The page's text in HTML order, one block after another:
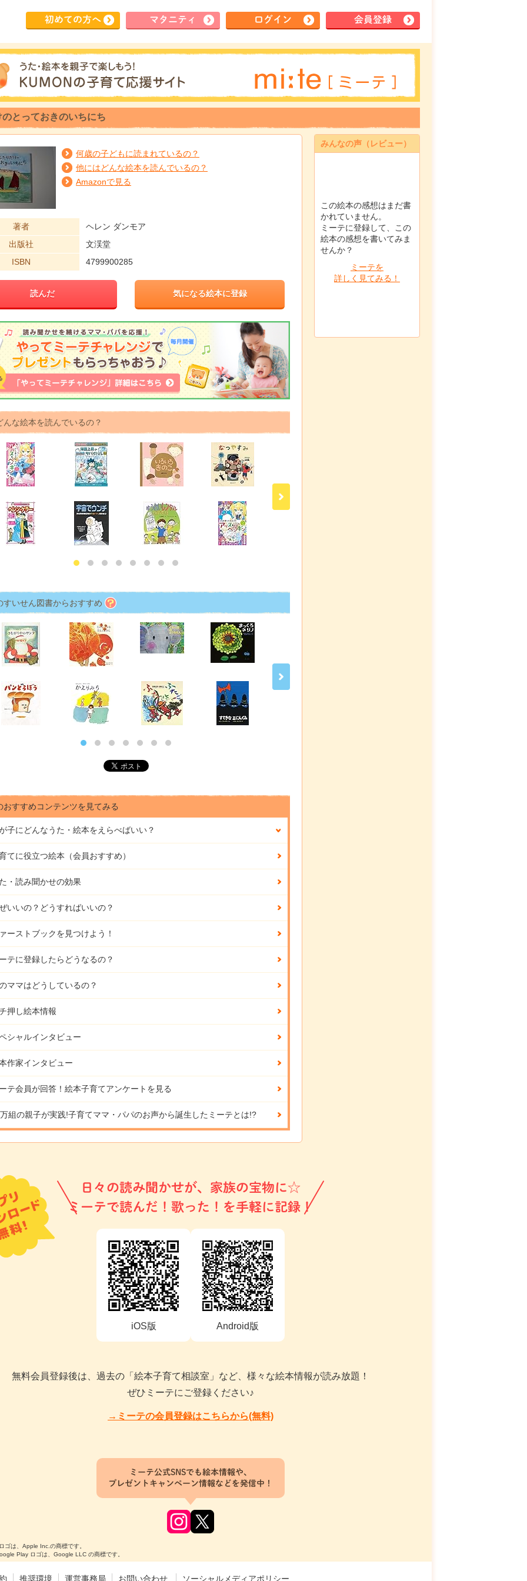
初めての方へ マタ ニティ ログイン 会員登録
とっておきのいちにち
みんなの声（レビュー）
この絵本の感想はまだ書
かれていません。
ミーテに登録して、この
絵本の感想を書いてみま
せんか？
ミーテを
詳しく見てみる！
何歳の子どもに読まれているの？
他にはどんな絵本を読んでいるの？
Amazonで見る
著者
ヘレン ダンモア
出版社
文渓堂
ISBN
4799900285
読んだ 気になる絵本に登録
んな絵本を読んでいるの？
すいせん図書からおすすめ
おすすめコンテンツを見てみる
子にどんなうた・絵本をえらべばいい？
てに役立つ絵本（会員おすすめ）
・読み聞かせの効果
いいの？どうすればいいの？
ーストブックを見つけよう！
テに登録したらどうなるの？
ママはどうしているの？
押し絵本情報
シャルインタビュー
作家インタビュー
テ会員が回答！ 絵本子育てアンケートを見る
組の親子が実践!子育てママ・パパのお声から誕生したミーテとは!?
日々の読み聞かせが、家族の宝物に☆
ミーテで読んだ！歌った！を手軽に記録！
iOS版 Android版
無料会員登録後は、過去の「絵本子育て相談室」など、様々な絵本情報が読み放題！
ぜひミーテにご登録ください♪
→ミーテの会員登録はこちらから(無料)
ミーテ公式SNSでも絵本情報や、
プレゼントキャンペーン情報などを発信中！
は、Apple Inc.の商標です。
Play ロゴは、Google LLC の商標です。
推奨環境 運営事務局 お問い合わせ ソーシャルメディアポリシー